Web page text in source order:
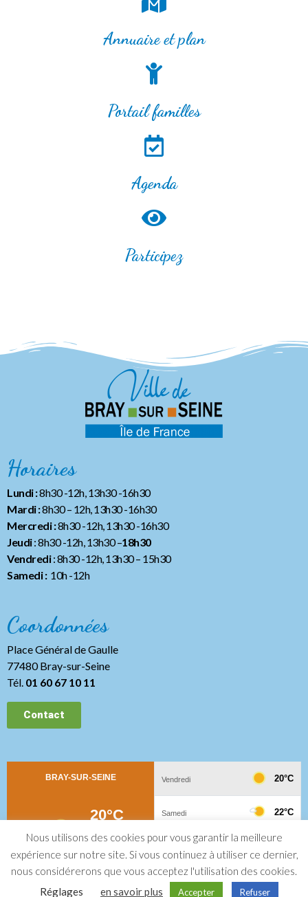
Annuaire et plan
Portail familles
Agenda
Participez
Horaires
Lundi :8h30 -12h, 13h30 -16h30
Mardi :8h30 – 12h, 13h30 -16h30
Mercredi :8h30 -12h, 13h30 -16h30
Jeudi: 8h30 -12h, 13h30 –18h30
Vendredi: 8h30 -12h, 13h30– 15h30
Samedi :10h -12h
Coordonnées
Place Général de Gaulle
77480 Bray-sur-Seine
Tél. 01 60 67 10 11
Contact
Mentions légales Politique de confidentialité Plan du site
Nous utilisons des cookies pour vous garantir la meilleure
expérience sur notre site. Si vous continuez à utiliser ce dernier,
nous considérerons que vous acceptez l'utilisation des cookies.
Réglages
en savoir plus Accepter Refuser